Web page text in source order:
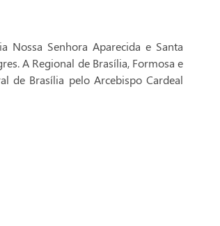
Nossa Senhora Aparecida e Santa
A Regional de Brasília, Formosa e
de Brasília pelo Arcebispo Cardeal